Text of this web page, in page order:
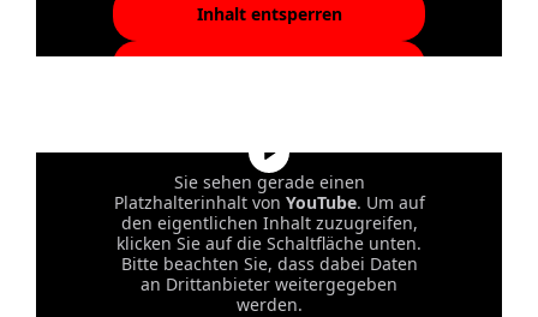
Inhalt entsperren
Sie sehen gerade einen
Platzhalterinhalt von YouTube. Um auf
den eigentlichen Inhalt zuzugreifen,
klicken Sie auf die Schaltfläche unten.
Bitte beachten Sie, dass dabei Daten
an Drittanbieter weitergegeben
werden.